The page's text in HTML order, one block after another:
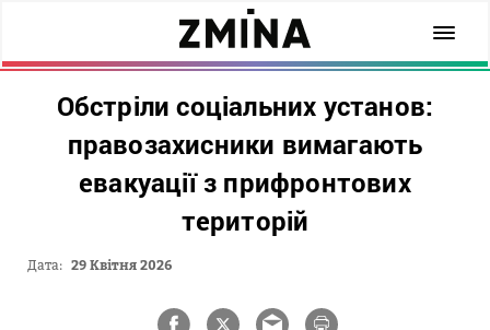
Обстріли соціальних установ:
правозахисники вимагають
евакуації з прифронтових
територій
Дата: 29 Квітня 2026